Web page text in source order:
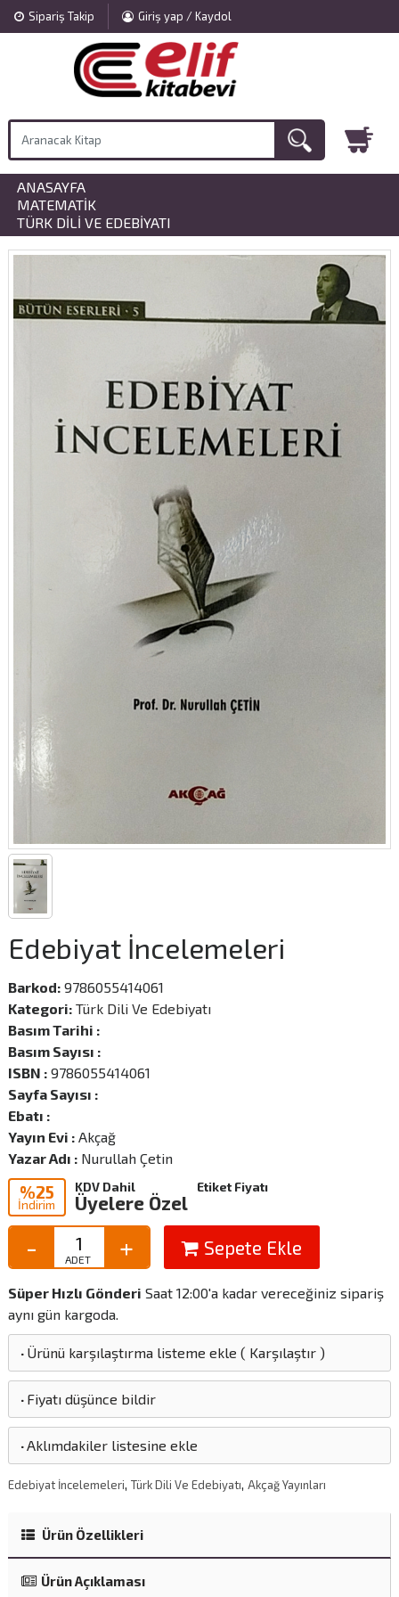
Sipariş Takip Giriş yap / Kaydol
ANASAYFA
MATEMATIK
TÜRK DILI VE EDEBIYATI
Edebiyat İncelemeleri
Barkod:9786055414061
Kategori: Türk Dili Ve Edebiyatı
Basım Tarihi :
Basım Sayısı :
ISBN :9786055414061
Sayfa Sayısı :
Ebatı :
Yayın Evi :Akçağ
Yazar Adı :Nurullah Çetin
%25
İndirim
KDV Dahil
Üyelere Özel
Etiket Fiyatı
Sepete Ekle
Süper Hızlı Gönderi Saat 12:00'a kadar vereceğiniz sipariş
aynı gün kargoda.
· Ürünü karşılaştırma listeme ekle ( Karşılaştır)
· Fiyatı düşünce bildir
·Aklımdakiler listesine ekle
Edebiyat İncelemeleri Türk Dili Ve Edebiyatı Akçağ Yayınları
Ürün Özellikleri
Ürün Açıklaması